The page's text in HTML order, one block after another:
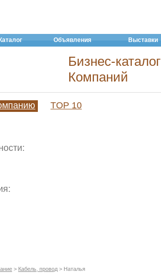
Каталог Объявления Выставки
Бизнес-каталог
Компаний
TOP 10
> Кабель, провод > Наталья